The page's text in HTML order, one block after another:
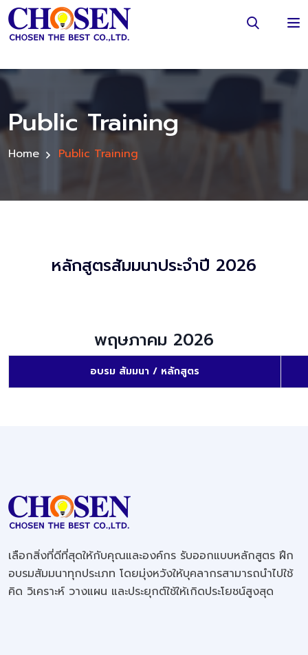
Public Training
Home Public Training
หลักสูตรสัมมนาประจำปี 2026
พฤษภาคม 2026
อบรม สัมมนา / หลักสูตร
เลือกสิ่งที่ดีที่สุดให้กับคุณและองค์กร รับออกแบบหลักสูตร ฝึก
อบรมสัมมนาทุกประเภท โดยมุ่งหวังให้บุคลากรสามารถนำไปใช้
คิด วิเคราะห์ วางแผน และประยุกต์ใช้ให้เกิดประโยชน์สูงสุด